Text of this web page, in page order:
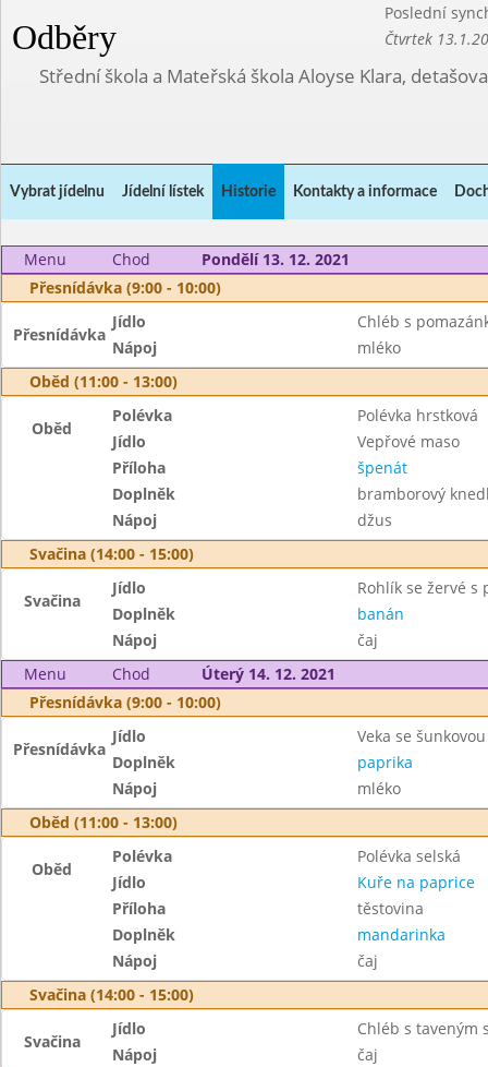
Odběry
Poslední
Čtvrtek
Střední škola a Mateřská škola Aloyse Klara,
Vybrat jídelnu Jídelní lístek Historie Kontakty a informace
Menu Chod
Pondělí 13. 12. 2021
Přesnídávka (9:00 - 10:00)
Přesnídávka
Jídlo
Chléb s
Nápoj
mléko
Oběd (11:00 - 13:00)
Oběd
Polévka
Polévka hrstková
Jídlo
Vepřové maso
Příloha
špenát
Doplněk
bramborový
Nápoj
džus
Svačina (14:00 - 15:00)
Svačina
Jídlo
Rohlík se žervé s
Doplněk
banán
Nápoj
čaj
Menu
Chod
Úterý 14. 12. 2021
Přesnídávka (9:00 - 10:00)
Přesnídávka
Jídlo
Veka se
Doplněk
paprika
Nápoj
mléko
Oběd (11:00 - 13:00)
Oběd
Polévka
Polévka selská
Jídlo
Kuře na paprice
Příloha
těstovina
Doplněk
mandarinka
Nápoj
čaj
Svačina (14:00 - 15:00)
Svačina
Jídlo
Chléb s taveným
Nápoj
čaj